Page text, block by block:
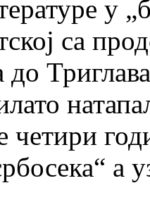
у
са
до
четири
а